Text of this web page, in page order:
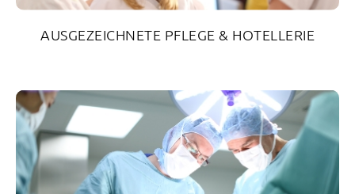
AUSGEZEICHNETE PFLEGE & HOTELLERIE